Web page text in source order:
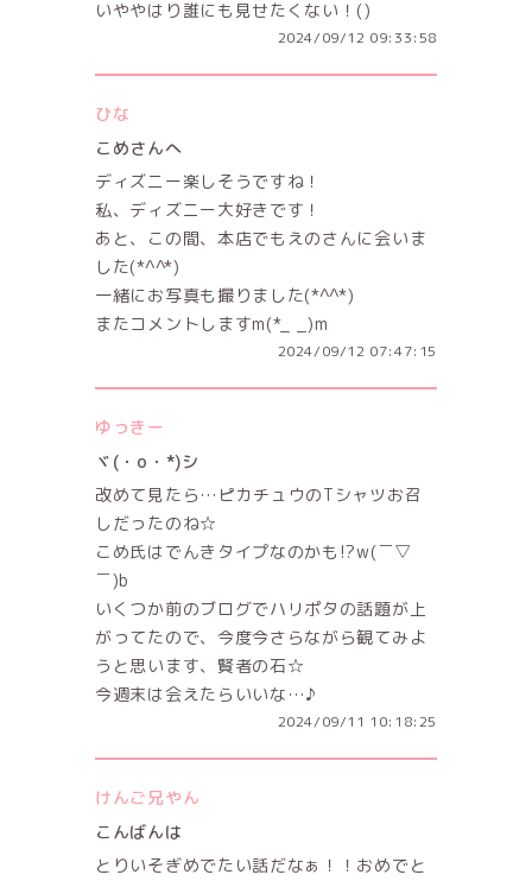
いややはり誰にも見せたくない！()
2024/09/12 09:33:58
ひな
こめさんへ
ディズニー楽しそうですね！
私、ディズニー大好きです！
あと、この間、本店でもえのさんに会いま
した(*^^*)
一緒にお写真も撮りました(*^^*)
またコメントしますm(*_ _)m
2024/09/12 07:47:15
ゆっきー
ヾ(・o・*)シ
改めて見たら…ピカチュウのTシャツお召
しだったのね☆
こめ氏はでんきタイプなのかも!?w(￣▽
￣)b
いくつか前のブログでハリポタの話題が上
がってたので、今度今さらながら観てみよ
うと思います、賢者の石☆
今週末は会えたらいいな…♪︎
2024/09/11 10:18:25
けんご兄やん
こんばんは
とりいそぎめでたい話だなぁ！！おめでと